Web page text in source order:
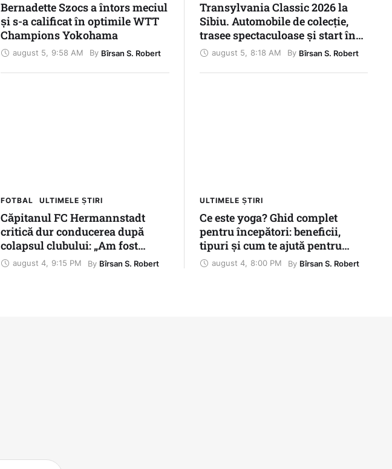
Bernadette Szocs a întors meciul
și s-a calificat în optimile WTT
Champions Yokohama
august 5 9:58 AM By Bîrsan S. Robert
Transylvania Classic 2026 la
Sibiu. Automobile de colecție,
trasee spectaculoase și start în
Piața Mică
august 5 8:18 AM By Bîrsan S. Robert
FOTBAL ULTIMELE ȘTIRI
Căpitanul FC Hermannstadt
critică dur conducerea după
colapsul clubului: „Am fost
abandonați și nimeni nu ne-a
august 4, 9:15 PM By Bîrsan S. Robert
ULTIMELE ȘTIRI
Ce este yoga? Ghid complet
pentru începători: beneficii,
tipuri și cum te ajută pentru
sănătate
august 4, 8:00 PM By Bîrsan S. Robert